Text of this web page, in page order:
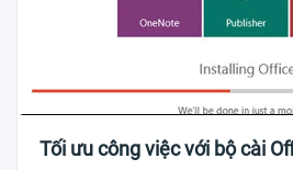
Tối ưu công việc với bộ cài